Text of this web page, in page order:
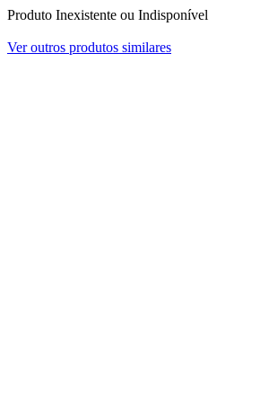
Produto Inexistente ou Indisponível
Ver outros produtos similares